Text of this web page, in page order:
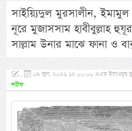
সাইয়্যিদুল মুরসালীন, ইমামুল
নূরে মুজাসসাম হাবীবুল্লাহ
সাল্লাম উনার মাঝে ফানা ও
, ০৯ জুন, ২০২৬ ১২:০০:০০ এএম ইয়াওমুছ
শরীফ